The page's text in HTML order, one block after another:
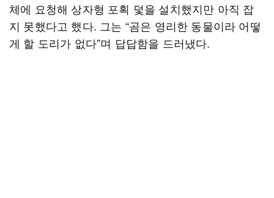
체에 요청해 상자형 포획 덫을 설치했지만 아직 잡
지 못했다고 했다. 그는 “곰은 영리한 동물이라 어떻
게 할 도리가 없다”며 답답함을 드러냈다.